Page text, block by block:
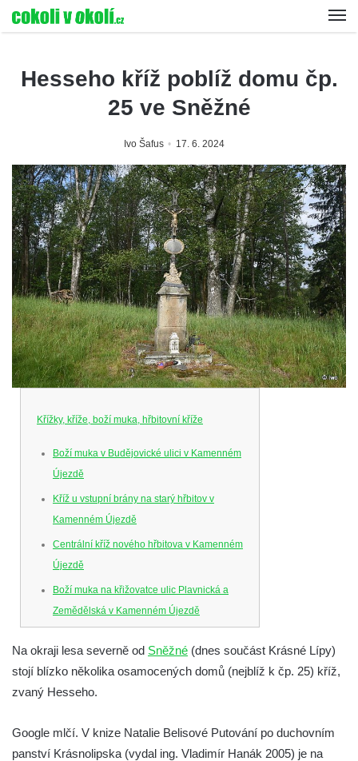
Hesseho kříž poblíž domu čp.
25 ve Sněžné
Ivo Šafus 17. 6. 2024
Křížky, kříže, boží muka, hřbitovní kříže
Boží muka v Budějovické ulici v Kamenném
Újezdě
Kříž u vstupní brány na starý hřbitov v
Kamenném Újezdě
Centrální kříž nového hřbitova v Kamenném
Újezdě
Boží muka na křižovatce ulic Plavnická a
Zemědělská v Kamenném Újezdě
v Kamenném Újezdě
Kříž na křižovatce ulic 5. května a Dělnická
Kříž v Dělnické ulici v Kamenném Újezdě
Boží muka na křižovatce ulic Latrán a K
Na okraji lesa severně od Sněžné (dnes součást Krásné Lípy)
stojí blízko několika osamocených domů (nejblíž k čp. 25) kříž,
zvaný Hesseho.
Google mlčí. V knize Natalie Belisové Putování po duchovním
panství Krásnolipska (vydal ing. Vladimír Hanák 2005) je na